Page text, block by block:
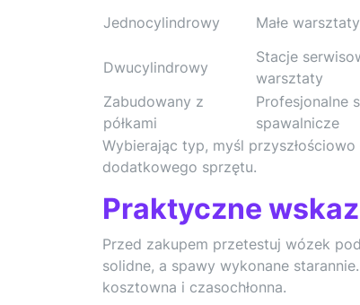
Jednocylindrowy
Małe
Dwucylindrowy
Stacje
warsztaty
Zabudowany z
półkami
Profesjonalne
spawalnicze
Wybierając typ, myśl
dodatkowego sprzętu.
Praktyczne
Przed zakupem przetestuj wózek
solidne, a spawy wykonane
kosztowna i czasochłonna.